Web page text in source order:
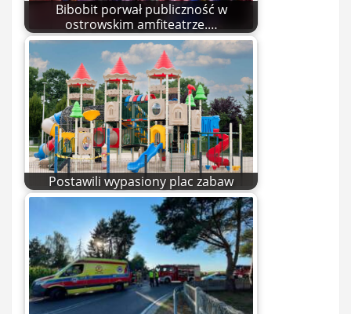
Bibobit porwał publiczność w
ostrowskim amfiteatrze.…
Postawili wypasiony plac zabaw